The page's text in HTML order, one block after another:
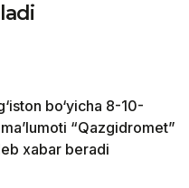
bo‘yicha 8-10-
“Qazgidromet”
xabar beradi